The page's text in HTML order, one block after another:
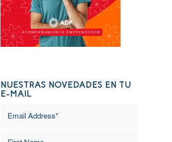
NUESTRAS NOVEDADES EN TU
E-MAIL